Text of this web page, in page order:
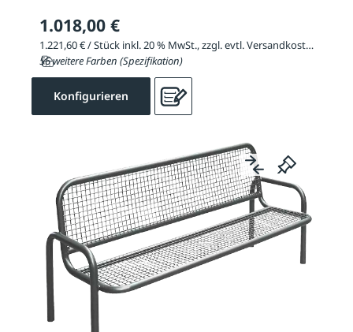
1.018,00 €
1.221,60 € / Stück inkl. 20 % MwSt., zzgl. evtl. Versandkosten
56 weitere Farben (Spezifikation)
Konfigurieren